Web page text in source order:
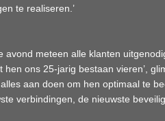
te realiseren.’
avond meteen alle klanten
hen ons 25-jarig bestaan vieren’,
aan doen om hen optimaal te
verbindingen, de nieuwste